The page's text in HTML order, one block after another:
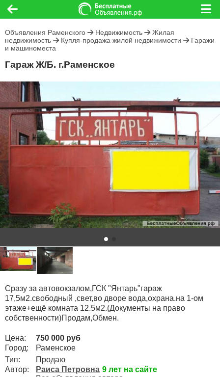
Объявления Раменского Недвижимость
Жилая
недвижимость
Купля-продажа жилой недвижимости
Гаражи
и машиноместа
Гараж Ж/Б. г.Раменское
Сразу за автовокзалом,ГСК "Янтарь"гараж
17,5м2.свободный ,свет,во дворе вода,охрана.на 1-ом
этаже+ещё комната 12.5м2.(Документы на право
собственности)Продам,Обмен.
Цена:
750 000 руб
Город:
Раменское
Тип:
Продаю
Автор:
Раиса Петровна 9 лет на сайте